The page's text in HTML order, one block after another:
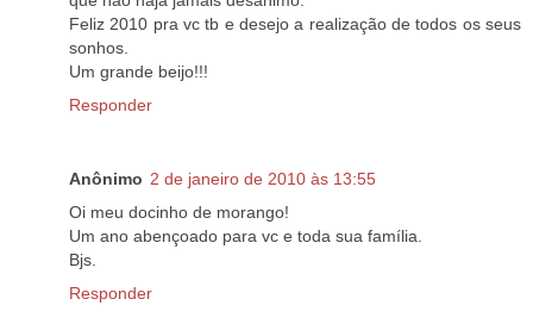
Feliz 2010 pra vc tb e desejo a realização de todos os seus
sonhos.
Um grande beijo!!!
Responder
Anônimo 2 de janeiro de 2010 às 13:55
Oi meu docinho de morango!
Um ano abençoado para vc e toda sua família.
Bjs.
Responder